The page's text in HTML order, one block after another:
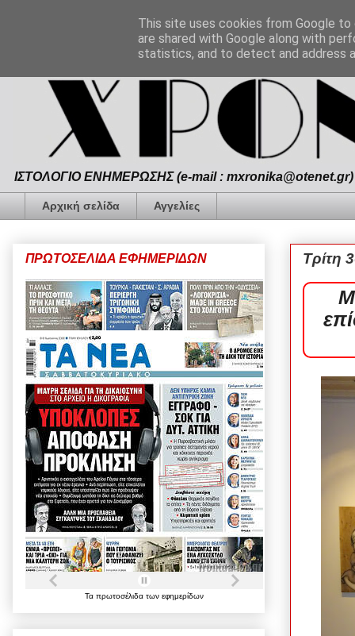
ΙΣΤΟΛΟΓΙΟ ΕΝΗΜΕΡΩΣΗΣ (e-mail :
Αρχική σελίδα Αγγελίες
Τρίτη
ΠΡΩΤΟΣΕΛΙΔΑ ΕΦΗΜΕΡΙΔΩΝ
Τα πρωτοσέλιδα των εφημερίδων
This site uses cookies from Google
are shared with Google along with
statistics, and to detect and address